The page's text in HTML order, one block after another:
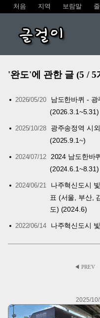
처음 지역 보람말
글걸이
'완도'에 관한 글 (5 / 5
2026/05/20
남도한바퀴 - 광
(2026.3.1~5.31)
2025/10/28
광주송정역 시
(2025.9.1~)
2024/07/12
2024 남도한바
(2024.6.1~8.31)
2024/06/21
나주혁신도시
표 (서울, 부산,
도) (2024.6)
2022/06/14 나주혁신도시
◀ PREV
2025/